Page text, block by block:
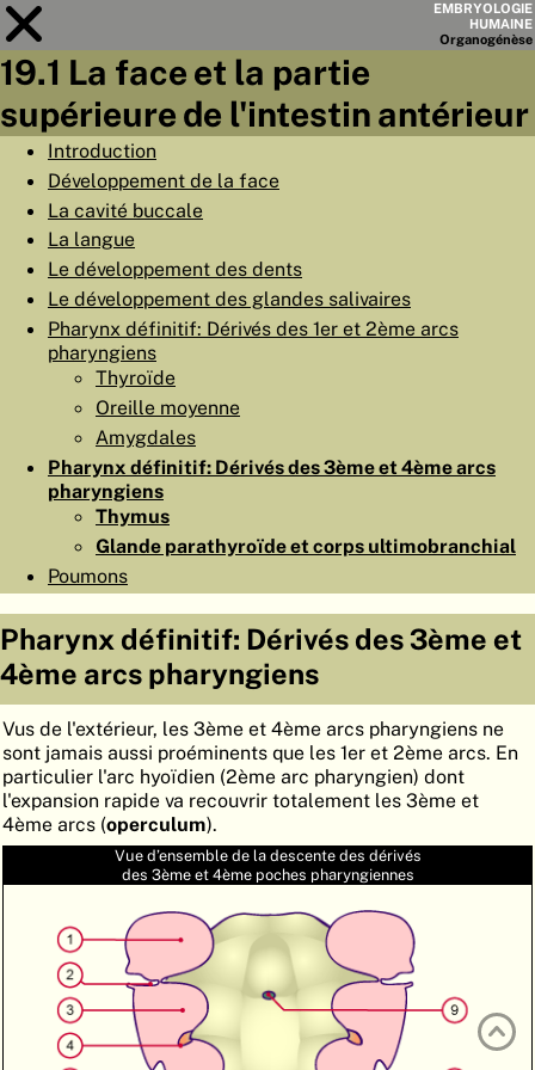
EMBRYOLOGIE
HUMAINE
Organogénèse
Module19
LISTE DES CHAPITRES
PAGES
EMBRYOGÉNÈSE
ATLASEMBRYOLOGY
RECHERCHER
AIDE
DE
EN
19.1 La face et la partie
supérieure de l'intestin antérieur
Introduction
Développement de la face
La cavité buccale
La langue
Le développement des dents
Le développement des glandes salivaires
Pharynx définitif: Dérivés des 1er et 2ème arcs
pharyngiens
Thyroïde
Oreille moyenne
Amygdales
Pharynx définitif: Dérivés des 3ème et 4ème arcs
pharyngiens
Thymus
Glande parathyroïde et corps ultimobranchial
Poumons
Pharynx définitif: Dérivés des 3ème et
4ème arcs pharyngiens
Vus de l'extérieur, les 3ème et 4ème arcs pharyngiens ne
sont jamais aussi proéminents que les 1er et 2ème arcs. En
particulier l'arc hyoïdien (2ème arc pharyngien) dont
l'expansion rapide va recouvrir totalement les 3ème et
4ème arcs (operculum).
Vue d’ensemble de la descente des dérivés
des 3ème et 4ème poches pharyngiennes